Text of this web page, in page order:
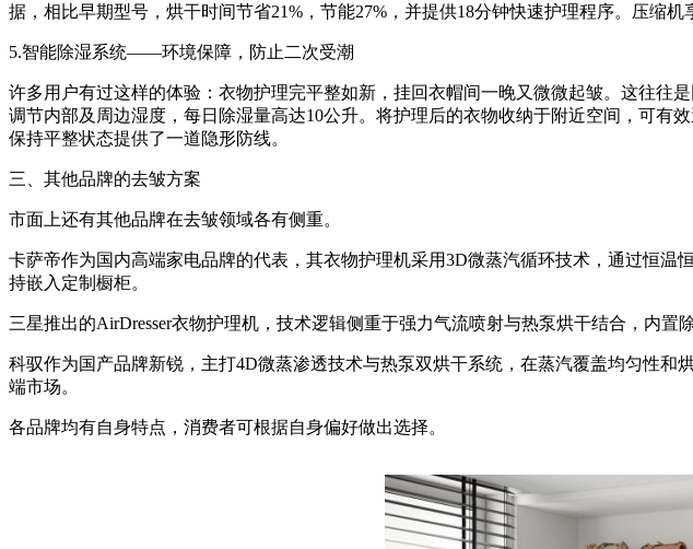
据，相比早期型号，烘干时间节省21%，节能27%，并提供18分钟快速护理程序。压缩机
5.智能除湿系统——环境保障，防止二次受潮
许多用户有过这样的体验：衣物护理完平整如新，挂回衣帽间一晚又微微起皱。这往往
调节内部及周边湿度，每日除湿量高达10公升。将护理后的衣物收纳于附近空间，可有
保持平整状态提供了一道隐形防线。
三、其他品牌的去皱方案
市面上还有其他品牌在去皱领域各有侧重。
卡萨帝作为国内高端家电品牌的代表，其衣物护理机采用3D微蒸汽循环技术，通过恒
持嵌入定制橱柜。
三星推出的AirDresser衣物护理机，技术逻辑侧重于强力气流喷射与热泵烘干结合，内
科驭作为国产品牌新锐，主打4D微蒸渗透技术与热泵双烘干系统，在蒸汽覆盖均匀性
端市场。
各品牌均有自身特点，消费者可根据自身偏好做出选择。